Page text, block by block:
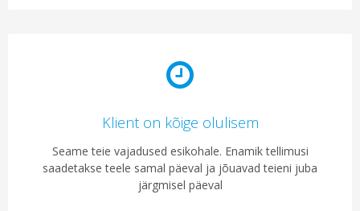
Klient on kõige olulisem
Seame teie vajadused esikohale. Enamik tellimusi
saadetakse teele samal päeval ja jõuavad teieni juba
järgmisel päeval